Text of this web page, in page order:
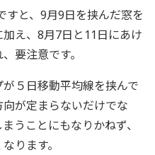
すと、9月9日を挟んだ窓を
え、8月7日と11日にあけ
要注意です。
５日移動平均線を挟んで
が定まらないだけでな
うことにもなりかねず、
ります。